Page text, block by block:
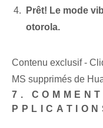
Prêt! Le mode
otorola.
Contenu exclusif -
MS supprimés de
7.